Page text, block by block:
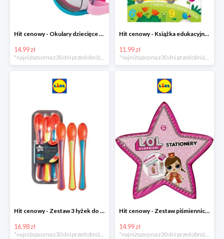
Hit cenowy - Okulary dziecięce do pływania
14.99 zł
Hit cenowy - Książka edukacyjna z pisakiem
11.99 zł
Hit cenowy - Zestaw 3 łyżek do karmienia wskazujących stopień ciepła
16.98 zł
*najniższa cena z 30 dni przed obniżką
Hit cenowy - Zestaw piśmienniczy dla dzieci
14.99 zł
*najniższa cena z 30 dni przed obniżką